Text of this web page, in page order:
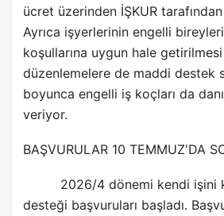
ücret üzerinden İŞKUR tarafından
Ayrıca işyerlerinin engelli
koşullarına uygun hale
düzenlemelere de maddi destek
boyunca engelli iş koçları da
veriyor.
BAŞVURULAR 10 TEMMUZ'DA
2026/4 dönemi kendi işini
desteği başvuruları başladı.